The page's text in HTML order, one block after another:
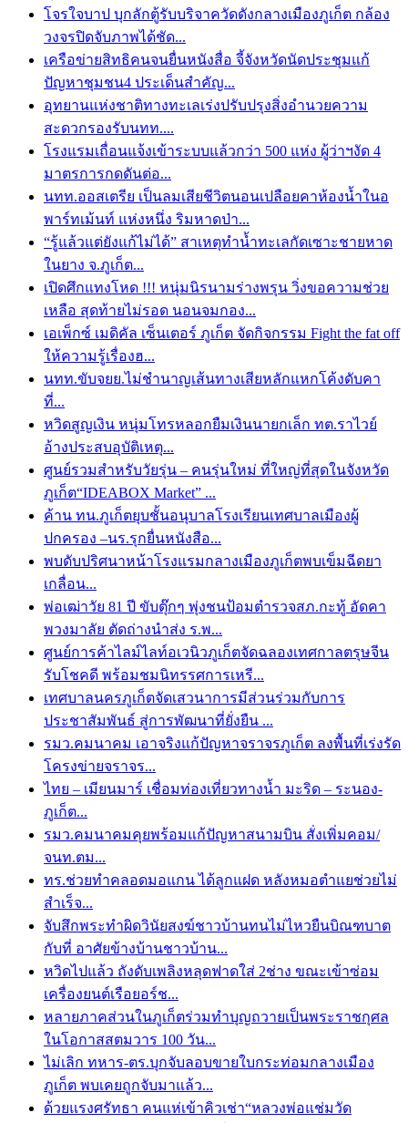
โจรใจบาป บุกลักตู้รับบริจาควัดดังกลางเมืองภูเก็ต กล้อง
วงจรปิดจับภาพได้ชัด...
เครือข่ายสิทธิคนจนยื่นหนังสื่อ จี้จังหวัดนัดประชุมแก้
ปัญหาชุมชน4 ประเด็นสำคัญ...
อุทยานแห่งชาติทางทะเลเร่งปรับปรุงสิ่งอำนวยความ
สะดวกรองรับนทท....
โรงแรมเถื่อนแจ้งเข้าระบบแล้วกว่า 500 แห่ง ผู้ว่าฯงัด 4
มาตรการกดดันต่อ...
นทท.ออสเตรีย เป็นลมเสียชีวิตนอนเปลือยคาห้องน้ำในอ
พาร์ทเม้นท์ แห่งหนึ่ง ริมหาดป่า...
“รู้แล้วแต่ยังแก้ไม่ได้” สาเหตุทำน้ำทะเลกัดเซาะชายหาด
ในยาง จ.ภูเก็ต...
เปิดศึกแทงโหด !!! หนุ่มนิรนามร่างพรุน วิ่งขอความช่วย
เหลือ สุดท้ายไม่รอด นอนจมกอง...
เอเพ็กซ์ เมดิคัล เซ็นเตอร์ ภูเก็ต จัดกิจกรรม Fight the fat off
ให้ความรู้เรื่องฮ...
นทท.ขับจยย.ไม่ชำนาญเส้นทางเสียหลักแหกโค้งดับคา
ที่...
หวิดสูญเงิน หนุ่มโทรหลอกยืมเงินนายกเล็ก ทต.ราไวย์
อ้างประสบอุบัติเหตุ...
ศูนย์รวมสำหรับวัยรุ่น – คนรุ่นใหม่ ที่ใหญ่ที่สุดในจังหวัด
ภูเก็ต“IDEABOX Market” ...
ค้าน ทน.ภูเก็ตยุบชั้นอนุบาลโรงเรียนเทศบาลเมืองผู้
ปกครอง –นร.รุกยื่นหนังสือ...
พบดับปริศนาหน้าโรงแรมกลางเมืองภูเก็ตพบเข็มฉีดยา
เกลื่อน...
พ่อเฒ่าวัย 81 ปี ขับตุ๊กๆ พุ่งชนป้อมตำรวจสภ.กะทู้ อัดคา
พวงมาลัย ตัดถ่างนำส่ง ร.พ...
ศูนย์การค้าไลม์ไลท์อเวนิวภูเก็ตจัดฉลองเทศกาลตรุษจีน
รับโชคดี พร้อมชมนิทรรศการเหรี...
เทศบาลนครภูเก็ตจัดเสวนาการมีส่วนร่วมกับการ
ประชาสัมพันธ์ สู่การพัฒนาที่ยั่งยืน ...
รมว.คมนาคม เอาจริงแก้ปัญหาจราจรภูเก็ต ลงพื้นที่เร่งรัด
โครงข่ายจราจร...
ไทย – เมียนมาร์ เชื่อมท่องเที่ยวทางน้ำ มะริด – ระนอง-
ภูเก็ต...
รมว.คมนาคมคุยพร้อมแก้ปัญหาสนามบิน สั่งเพิ่มคอม/
จนท.ตม...
ทร.ช่วยทำคลอดมอแกน ได้ลูกแฝด หลังหมอตำแยช่วยไม่
สำเร็จ...
จับสึกพระทำผิดวินัยสงฆ์ชาวบ้านทนไม่ไหวยืนบิณฑบาต
กับที่ อาศัยข้างบ้านชาวบ้าน...
หวิดไปแล้ว ถังดับเพลิงหลุดฟาดใส่ 2ช่าง ขณะเข้าซ่อม
เครื่องยนต์เรือยอร์ช...
หลายภาคส่วนในภูเก็ตร่วมทำบุญถวายเป็นพระราชกุศล
ในโอกาสสตมวาร 100 วัน...
ไม่เลิก ทหาร-ตร.บุกจับลอบขายใบกระท่อมกลางเมือง
ภูเก็ต พบเคยถูกจับมาแล้ว...
ด้วยแรงศรัทธา คนแห่เข้าคิวเช่า“หลวงพ่อแช่มวัด